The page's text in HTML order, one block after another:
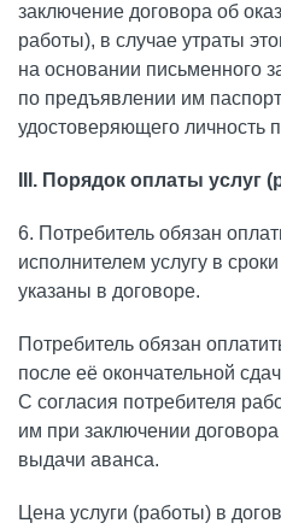
заключение договора об
работы), в случае утраты
на основании письменного
по предъявлении им
удостоверяющего личность
III. Порядок оплаты услуг
6. Потребитель обязан
исполнителем услугу в
указаны в договоре.
Потребитель обязан
после её окончательной
С согласия потребителя
им при заключении
выдачи аванса.
Цена услуги (работы) в